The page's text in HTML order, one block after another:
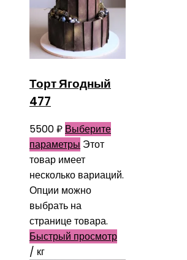
Торт Ягодный
477
5500₽ Выберите
параметры Этот
товар имеет
несколько вариаций.
Опции можно
выбрать на
странице товара.
Быстрый просмотр
/ кг